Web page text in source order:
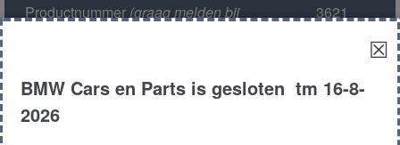
Productnummer(graag melden bij
3621
Model : E28
☒
BMW Cars en Parts is gesloten tm 16-8-
2026